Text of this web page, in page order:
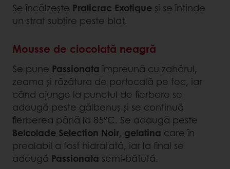
Se încălzește Pralicrac Exotique și se întinde
un strat subțire peste blat.
Mousse de ciocolată neagră
Se pune Passionata împreună cu zahărul,
zeama și răzătura de portocală pe foc, iar
când ajunge la punctul de fierbere se
adaugă peste gălbenuș și se continuă
fierberea până la 85°C. Se adaugă peste
Belcolade Selection Noir, gelatina care în
prealabil a fost hidratată, iar la final se
adaugă Passionata semi-bătută.